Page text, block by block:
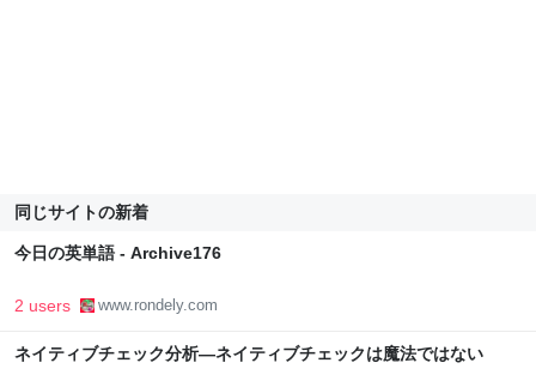
同じサイトの新着
今日の英単語 - Archive176
2 users www.rondely.com
ネイティブチェック分析―ネイティブチェックは魔法ではない